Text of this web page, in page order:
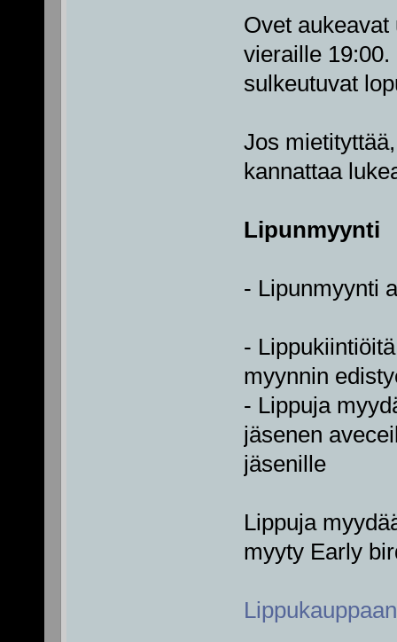
Ovet
vieraille 19:00.
sulkeutuvat
Jos
kannattaa
Lipunmyynti
- Lipunmyynti
-
myynnin
- Lippuja
jäsenen
jäsenille
Lippuja
myyty Early
Lippukauppaan